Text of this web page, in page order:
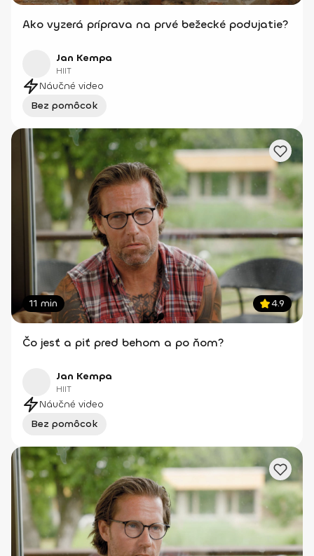
Ako vyzerá príprava na prvé bežecké podujatie?
Jan Kempa
HIIT
Náučné video
Bez pomôcok
11 min 4.9
Čo jesť a piť pred behom a po ňom?
Jan Kempa
HIIT
Náučné video
Bez pomôcok